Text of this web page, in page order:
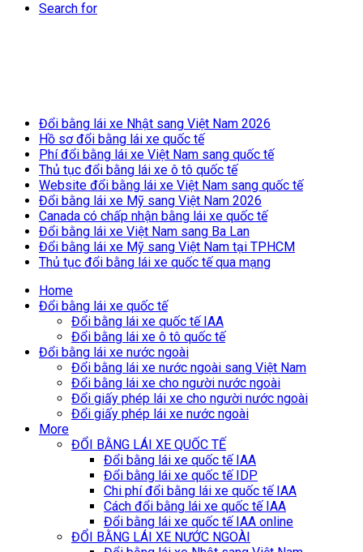
Search for
Đổi bằng lái xe Nhật sang Việt Nam 2026
Hồ sơ đổi bằng lái xe quốc tế
Phí đổi bằng lái xe Việt Nam sang quốc tế
Thủ tục đổi bằng lái xe ô tô quốc tế
Website đổi bằng lái xe Việt Nam sang quốc tế
Đổi bằng lái xe Mỹ sang Việt Nam 2026
Canada có chấp nhận bằng lái xe quốc tế
Đổi bằng lái xe Việt Nam sang Ba Lan
Đổi bằng lái xe Mỹ sang Việt Nam tại TPHCM
Thủ tục đổi bằng lái xe quốc tế qua mạng
Home
Đổi bằng lái xe quốc tế
Đổi bằng lái xe quốc tế IAA
Đổi bằng lái xe ô tô quốc tế
Đổi bằng lái xe nước ngoài
Đổi bằng lái xe nước ngoài sang Việt Nam
Đổi bằng lái xe cho người nước ngoài
Đổi giấy phép lái xe cho người nước ngoài
Đổi giấy phép lái xe nước ngoài
More
ĐỔI BẰNG LÁI XE QUỐC TẾ
Đổi bằng lái xe quốc tế IAA
Đổi bằng lái xe quốc tế IDP
Chi phí đổi bằng lái xe quốc tế IAA
Cách đổi bằng lái xe quốc tế IAA
Đổi bằng lái xe quốc tế IAA online
ĐỔI BẰNG LÁI XE NƯỚC NGOÀI